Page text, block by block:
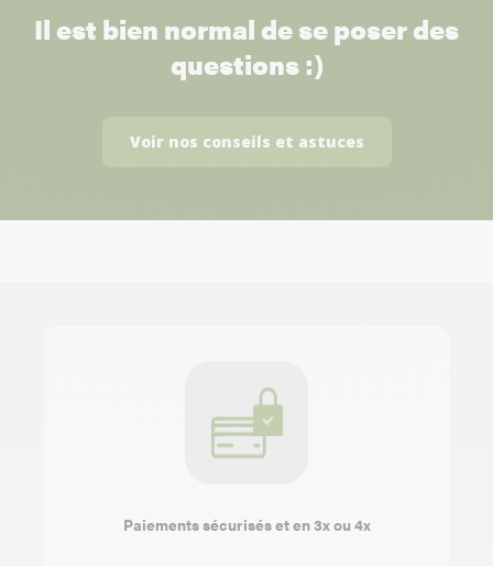
Il est bien normal de se poser des
questions :)
Voir nos conseils et astuces
Paiements sécurisés et en 3x ou 4x